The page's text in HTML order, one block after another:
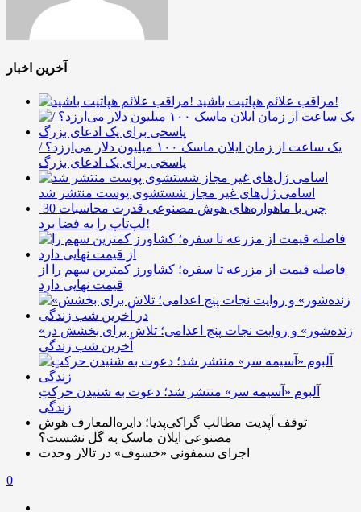
آخرین اخبار
مراقب علائم هپاتیت باشید!
یک ساعت از زمان ایلان ماسک ۱۰۰ میلیون دلار می‌ارزد؟ /
پاسخی برای یک ادعای بزرگ
اسامی ژل‌های غیر مجاز شستشوی پوست منتشر شد
چین با ماهواره‌های هوش مصنوعی قدرت محاسبات 30
لپ‌تاپ را به فضا برد!
فاصله قیمت از مزرعه تا سفره؛ کشاورز کمترین سهم را از
قیمت نهایی دارد
«زنده‌شور» و روایت نجات پنج اعدامی؛ تلاش برای بخشش در
آخرین شب زندگی
آلبوم «آسیمه سر» منتشر شد؛ دعوت به شنیدن حرکتِ
زندگی
توقف آپدیت مطالب گراکی‌پدیا؛ دایره‌المعارف هوش
مصنوعی ایلان ماسک به گل نشست؟
اجرای سمفونی «خسوف» در تالار وحدت
0